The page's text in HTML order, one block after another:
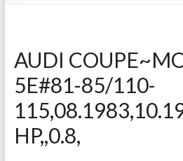
AUDI
5E#81-85/110-
HP,,0.8,